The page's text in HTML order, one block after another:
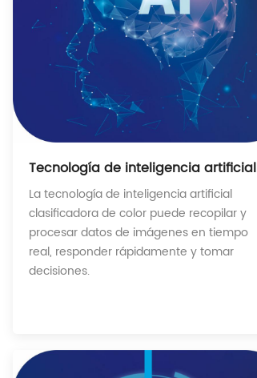
Tecnología de inteligencia artificial
La tecnología de inteligencia artificial
clasificadora de color puede recopilar y
procesar datos de imágenes en tiempo
real, responder rápidamente y tomar
decisiones.